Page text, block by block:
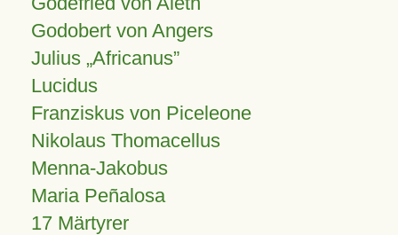
Godobert von Angers
Julius Africanus
Lucidus
Franziskus von Piceleone
Nikolaus Thomacellus
Menna-Jakobus
Maria Peñalosa
17 Märtyrer